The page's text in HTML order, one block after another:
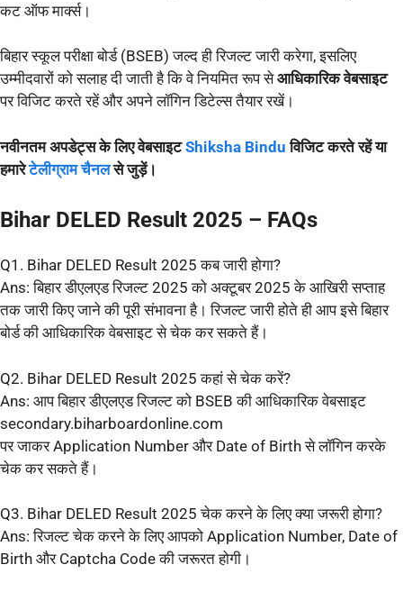
कट ऑफ मार्क्स।
बिहार स्कूल परीक्षा बोर्ड (BSEB) जल्द ही रिजल्ट जारी करेगा, इसलिए
उम्मीदवारों को सलाह दी जाती है कि वे नियमित रूप सेआधिकारिक वेबसाइट
पर विजिट करते रहें और अपने लॉगिन डिटेल्स तैयार रखें।
नवीनतम अपडेट्स के लिए वेबसाइटShiksha Bindu विजिट करते रहें या
हमारेटेलीग्राम चैनल से जुड़ें।
Bihar DELED Result 2025 – FAQs
Q1. Bihar DELED Result 2025 कब जारी होगा?
Ans: बिहार डीएलएड रिजल्ट 2025 को अक्टूबर 2025 के आखिरी सप्ताह
तक जारी किए जाने की पूरी संभावना है। रिजल्ट जारी होते ही आप इसे बिहार
बोर्ड की आधिकारिक वेबसाइट से चेक कर सकते हैं।
Q2. Bihar DELED Result 2025 कहां से चेक करें?
Ans: आप बिहार डीएलएड रिजल्ट को BSEB की आधिकारिक वेबसाइट
secondary.biharboardonline.com
पर जाकर Application Number और Date of Birth से लॉगिन करके
चेक कर सकते हैं।
Q3. Bihar DELED Result 2025 चेक करने के लिए क्या जरूरी होगा?
Ans: रिजल्ट चेक करने के लिए आपको Application Number, Date of
Birth और Captcha Code की जरूरत होगी।